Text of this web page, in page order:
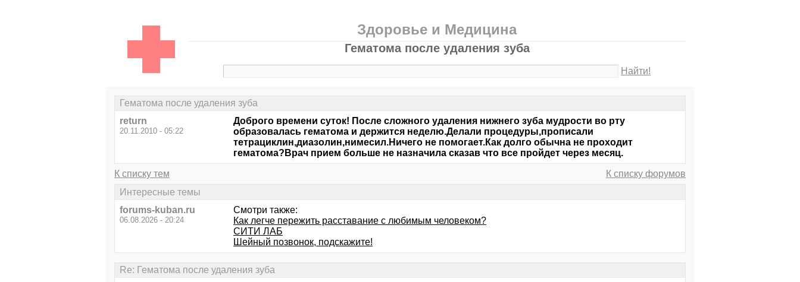
Здоровье и Медицина
Гематома после удаления зуба
Найти!
Гематома после удаления зуба
return
20.11.2010 - 05:22
Доброго времени суток! После сложного удаления нижнего зуба мудрости во рту
образовалась гематома и держится неделю.Делали процедуры,прописали
тетрациклин,диазолин,нимесил.Ничего не помогает.Как долго обычна не проходит
гематома?Врач прием больше не назначила сказав что все пройдет через месяц.
К списку тем
К списку форумов
Интересные темы
forums-kuban.ru
06.08.2026 - 20:24
Смотри также:
Как легче пережить расставание с любимым человеком?
СИТИ ЛАБ
Шейный позвонок, подскажите!
Re: Гематома после удаления зуба